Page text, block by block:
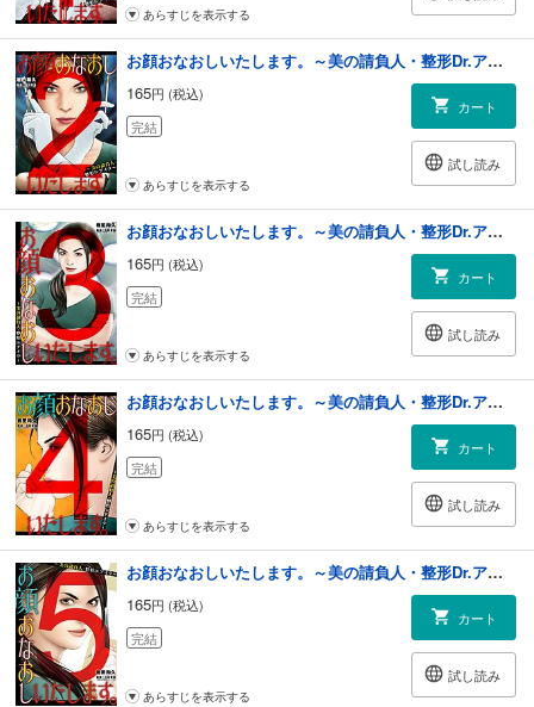
あらすじを表示する
お顔おなおしいたします。～美の請負人・整形Dr.アイラ～ 2
165円 (税込)
完結
カート
試し読み
あらすじを表示する
お顔おなおしいたします。～美の請負人・整形Dr.アイラ～ 3
165円 (税込)
完結
カート
試し読み
あらすじを表示する
お顔おなおしいたします。～美の請負人・整形Dr.アイラ～ 4
165円 (税込)
完結
カート
試し読み
あらすじを表示する
お顔おなおしいたします。～美の請負人・整形Dr.アイラ～ 5
165円 (税込)
完結
カート
試し読み
あらすじを表示する